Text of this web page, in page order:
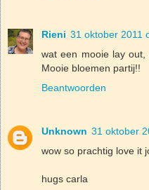
Rieni 31 oktober 2011
wat een mooie lay out,
Mooie bloemen partij!!
Beantwoorden
Unknown 31 oktober
wow so prachtig love it
hugs carla